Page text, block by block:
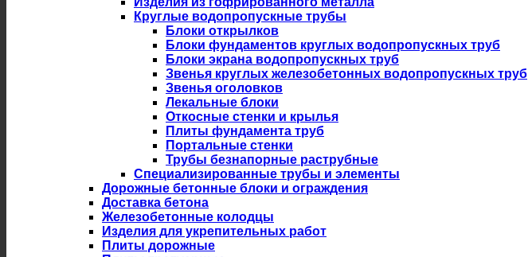
Круглые водопропускные трубы
Блоки открылков
Блоки фундаментов круглых водопропускных труб
Блоки экрана водопропускных труб
Звенья круглых железобетонных водопропускных труб
Звенья оголовков
Лекальные блоки
Откосные стенки и крылья
Плиты фундамента труб
Портальные стенки
Трубы безнапорные раструбные
Специализированные трубы и элементы
Дорожные бетонные блоки и ограждения
Доставка бетона
Железобетонные колодцы
Изделия для укрепительных работ
Плиты дорожные